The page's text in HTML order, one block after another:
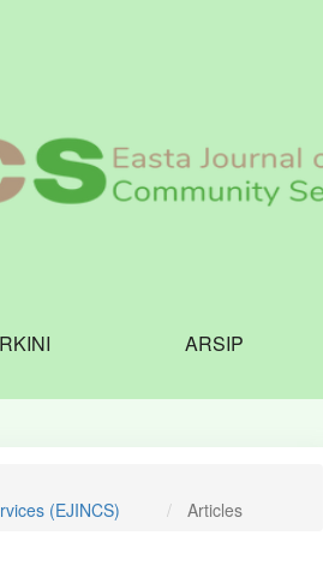
ARSIP
(EJINCS)
Articles